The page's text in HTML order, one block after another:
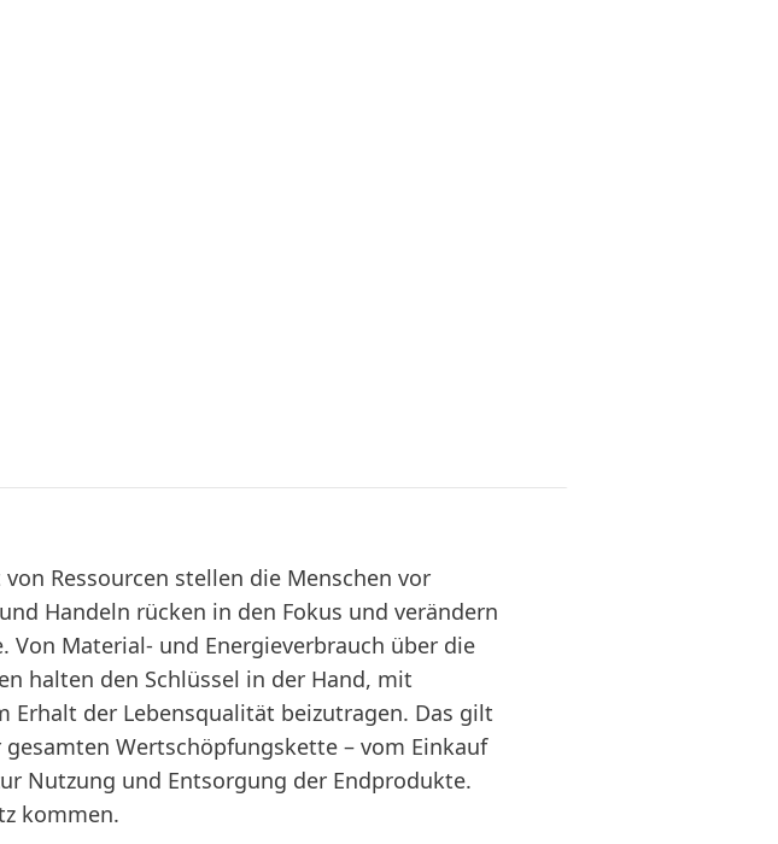
Ressourcen stellen die Menschen vor
Handeln rücken in den Fokus und verändern
Material- und Energieverbrauch über die
halten den Schlüssel in der Hand, mit
Erhalt der Lebensqualität beizutragen. Das gilt
Wertschöpfungskette – vom Einkauf
Nutzung und Entsorgung der Endprodukte.
kommen.